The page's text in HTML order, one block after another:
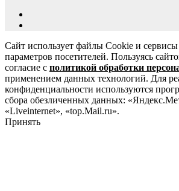
Сайт использует файлы Cookie и сервисы
параметров посетителей. Пользуясь
согласие с политикой обработки
применением данных технологий. Для
конфиденциальности используются
сбора обезличенных данных:
«Liveinternet», «top.Mail.ru».
Принять